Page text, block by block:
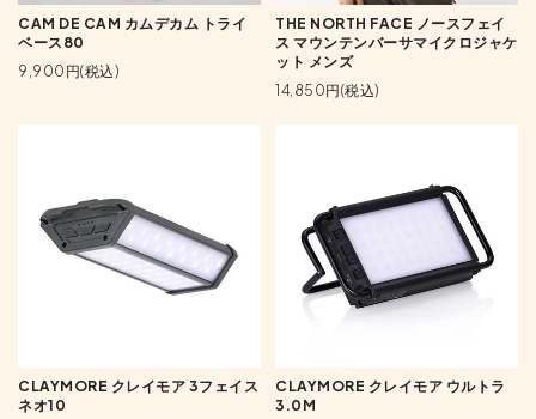
CAM DE CAM カムデカム トライ
ベース80
9,900円(税込)
THE NORTH FACE ノースフェイ
ス マウンテンバーサマイクロジャケ
ット メンズ
14,850円(税込)
CLAYMORE クレイモア 3フェイス
ネオ10
CLAYMORE クレイモア ウルトラ
3.0M